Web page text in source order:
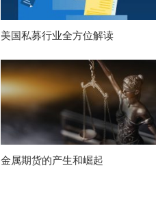
美国私募行业全方位解读
金属期货的产生和崛起